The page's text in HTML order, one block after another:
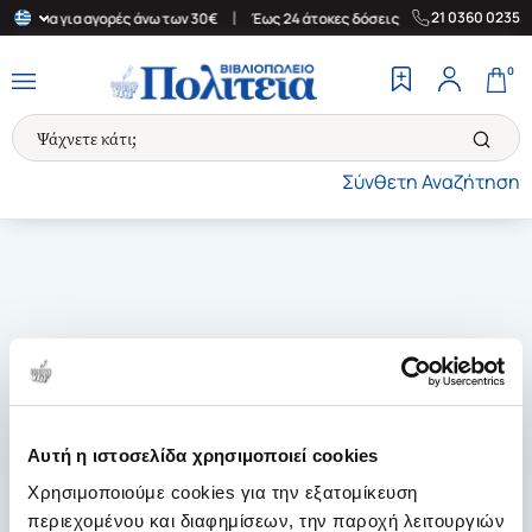
Αυτή η ιστοσελίδα χρησιμοποιεί cookies
Χρησιμοποιούμε cookies για την εξατομίκευση
περιεχομένου και διαφημίσεων, την παροχή λειτουργιών
για αγορές άνω των 30€ Έως 24 άτοκες δόσεις | Δωρεάν
21 0360 0235
Σύνθετη Αναζήτηση
0